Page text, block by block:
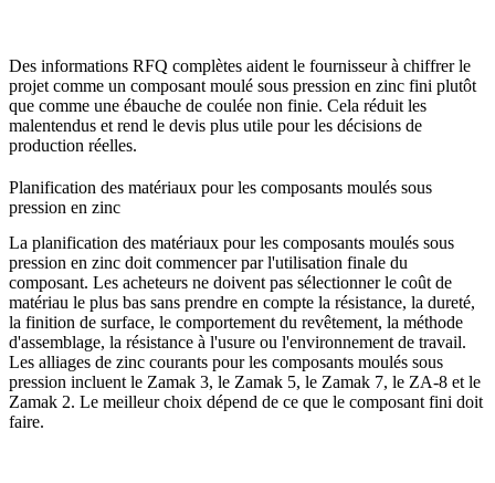
Des informations RFQ complètes aident le fournisseur à chiffrer le
projet comme un composant moulé sous pression en zinc fini plutôt
que comme une ébauche de coulée non finie. Cela réduit les
malentendus et rend le devis plus utile pour les décisions de
production réelles.
Planification des matériaux pour les composants moulés sous
pression en zinc
La planification des matériaux pour les composants moulés sous
pression en zinc doit commencer par l'utilisation finale du
composant. Les acheteurs ne doivent pas sélectionner le coût de
matériau le plus bas sans prendre en compte la résistance, la dureté,
la finition de surface, le comportement du revêtement, la méthode
d'assemblage, la résistance à l'usure ou l'environnement de travail.
Les alliages de zinc courants pour les composants moulés sous
pression incluent le Zamak 3, le Zamak 5, le Zamak 7, le ZA-8 et le
Zamak 2. Le meilleur choix dépend de ce que le composant fini doit
faire.